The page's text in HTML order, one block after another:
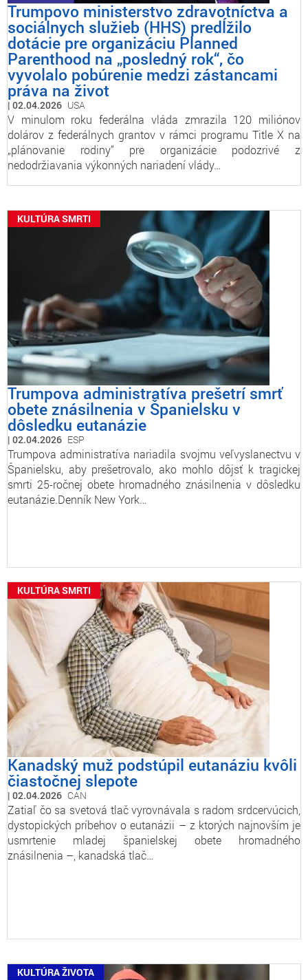
Trumpovo ministerstvo zdravotníctva a
sociálnych služieb (HHS) predĺžilo
dotácie pre organizáciu Planned
Parenthood na „posledný rok“, čo
vyvolalo pobúrenie medzi zástancami
práva na život
02.04.2026 USA
V minulom roku federálna vláda zmrazila 120 miliónov
dolárov z federálnych grantov v rámci programu Title X na
„plánovanie rodiny“ pre organizácie podozrivé z
nedodržiavania výkonných nariadení vlády…
KULTÚRA SMRTI
Trumpova administratíva prešetrí smrť
obete znásilnenia v Španielsku v
dôsledku eutanázie
02.04.2026 ESP
Trumpova administratíva nariadila svojmu veľvyslanectvu v
Španielsku, aby prešetrovalo, ako mohlo dôjsť k tragickej
smrti 25-ročnej obete hromadného znásilnenia v dôsledku
eutanázie.Denník New York…
KULTÚRA SMRTI
Kanadský muž podstúpil eutanáziu kvôli
čiastočnej slepote
02.04.2026 CAN
Zatiaľ čo sa svetová tlač vyrovnávala s radom srdcervúcich,
dystopických príbehov o eutanázii – z ktorých najnovším je
usmrtenie mladej španielskej obete hromadného
znásilnenia –, kanadská tlač…
KULTÚRA ŽIVOTA